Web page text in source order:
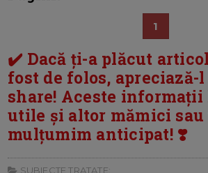
1
✔️ Dacă ți-a plăcut
fost de folos, apreciază-
share! Aceste
utile și altor mămici
mulțumim anticipat! ❣️
SUBIECTE TRATATE: